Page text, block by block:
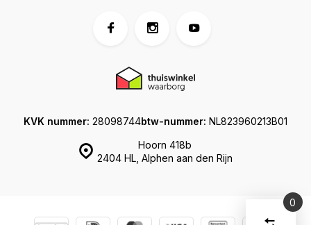
Hoorn 418b
2404 HL, Alphen aan den Rijn
KVK nummer: 28098744btw-nummer: NL823960213B01
0
Vergelijk